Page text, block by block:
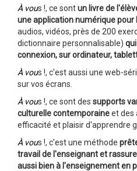
À vous !, ce sontun livre de
une application numérique pour
audios, vidéos, près de 200
dictionnaire personnalisable)
connexion, sur ordinateur,
À vous !, c'est aussi une web-
sur vos écrans.
À vous !, ce sont des supports
culturelle contemporaineet des
efficacité et plaisir d'apprendre
À vous !, c'est une méthode
travail de l'enseignant et
aussi bien à l'enseignement en